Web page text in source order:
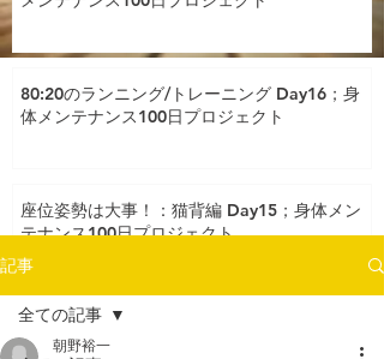
80:20のランニング/トレーニング Day16；身
体メンテナンス100日プロジェクト
座位姿勢は大事！：猫背編 Day15；身体メン
テナンス100日プロジェクト
記事
全ての記事
朝野裕一